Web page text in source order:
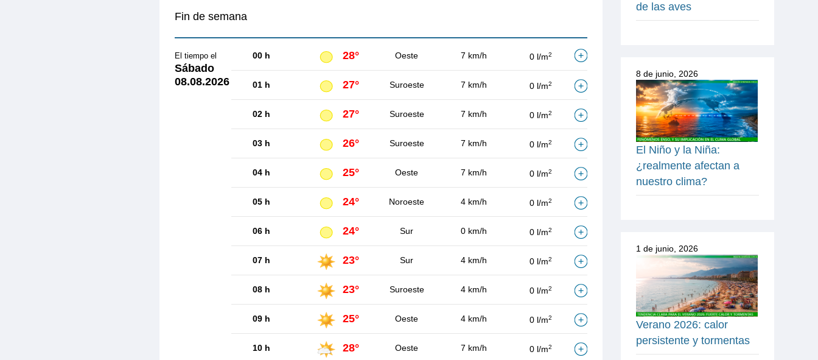
Fin de semana
El tiempo el
Sábado
08.08.2026
00 h 28° Oeste 7 km/h 0 l/m2
01 h 27° Suroeste 7 km/h 0 l/m2
02 h 27° Suroeste 7 km/h 0 l/m2
03 h 26° Suroeste 7 km/h 0 l/m2
04 h 25° Oeste 7 km/h 0 l/m2
05 h 24° Noroeste 4 km/h 0 l/m2
06 h 24° Sur 0 km/h 0 l/m2
07 h 23° Sur 4 km/h 0 l/m2
08 h 23° Suroeste 4 km/h 0 l/m2
09 h 25° Oeste 4 km/h 0 l/m2
10 h 28° Oeste 7 km/h 0 l/m2
de las aves
8 de junio, 2026
El Niño y la Niña:
¿realmente afectan a
nuestro clima?
1 de junio, 2026
Verano 2026: calor
persistente y tormentas